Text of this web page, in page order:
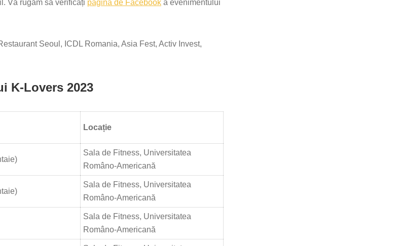
Vă rugăm să verificați pagina de Facebook a evenimentului
Seoul, ICDL Romania, Asia Fest, Activ Invest,
K-Lovers 2023
Locație
Sala de Fitness, Universitatea
Româno-Americană
Sala de Fitness, Universitatea
Româno-Americană
Sala de Fitness, Universitatea
Româno-Americană